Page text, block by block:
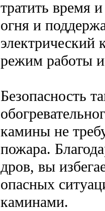
тратить время
огня и
электрический
режим работы
Безопасность
камины не
пожара.
дров, вы
опасных
каминами.